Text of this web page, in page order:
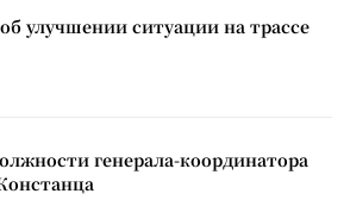
улучшении ситуации на трассе
генерала-координатора